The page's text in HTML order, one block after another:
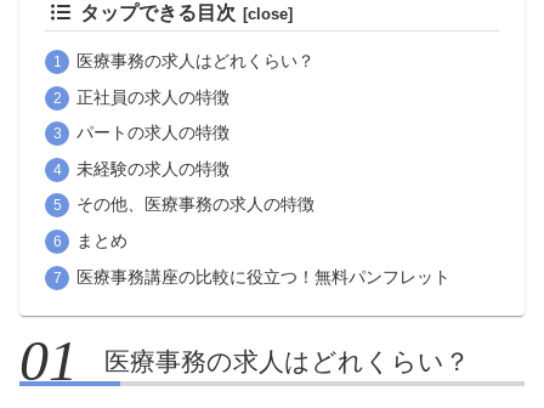
タップできる目次
医療事務の求人はどれくらい？
正社員の求人の特徴
パートの求人の特徴
未経験の求人の特徴
その他、医療事務の求人の特徴
まとめ
医療事務講座の比較に役立つ！無料パンフレット
医療事務の求人はどれくらい？